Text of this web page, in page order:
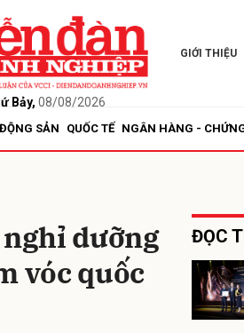
Bảy, 08/08/2026
GIỚI THIỆU
SẢN QUỐC TẾ NGÂN HÀNG -
dưỡng
vóc quốc
ĐỌC